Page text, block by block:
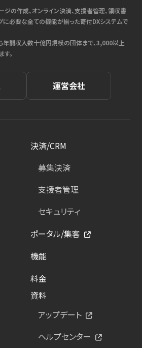
ジの作成、オンライン決済、支援者管理、領収書
に必要な全ての機能が揃った寄付DXシステムで
年間収入数十億円規模の団体まで、3,000以上
。
運営会社
決済/CRM
募集決済
支援者管理
セキュリティ
ポータル/集客
機能
料金
資料
アップデート
ヘルプセンター